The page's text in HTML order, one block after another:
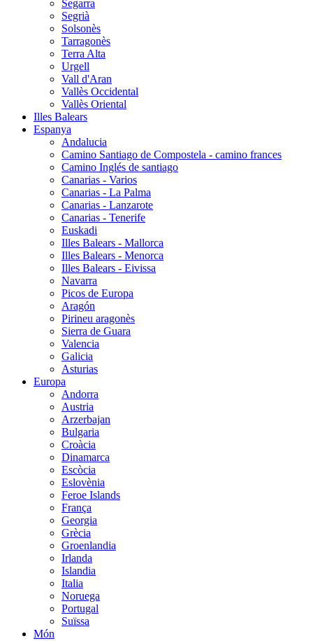
Segarra
Segrià
Solsonès
Tarragonès
Terra Alta
Urgell
Vall d'Aran
Vallès Occidental
Vallès Oriental
Illes Balears
Espanya
Andalucia
Camino Santiago de Compostela - camino frances
Camino Inglés de santiago
Canarias - Varios
Canarias - La Palma
Canarias - Lanzarote
Canarias - Tenerife
Euskadi
Illes Balears - Mallorca
Illes Balears - Menorca
Illes Balears - Eivissa
Navarra
Picos de Europa
Aragón
Pirineu aragonès
Sierra de Guara
Valencia
Galicia
Asturias
Europa
Andorra
Austria
Arzerbajan
Bulgaria
Croàcia
Dinamarca
Escòcia
Eslovènia
Feroe Islands
França
Georgia
Grècia
Groenlandia
Irlanda
Islandia
Italia
Noruega
Portugal
Suïssa
Món